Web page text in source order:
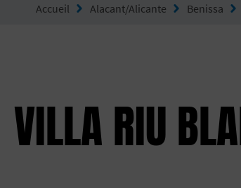
Accueil Alacant/Alicante Benissa
VILLA RIU